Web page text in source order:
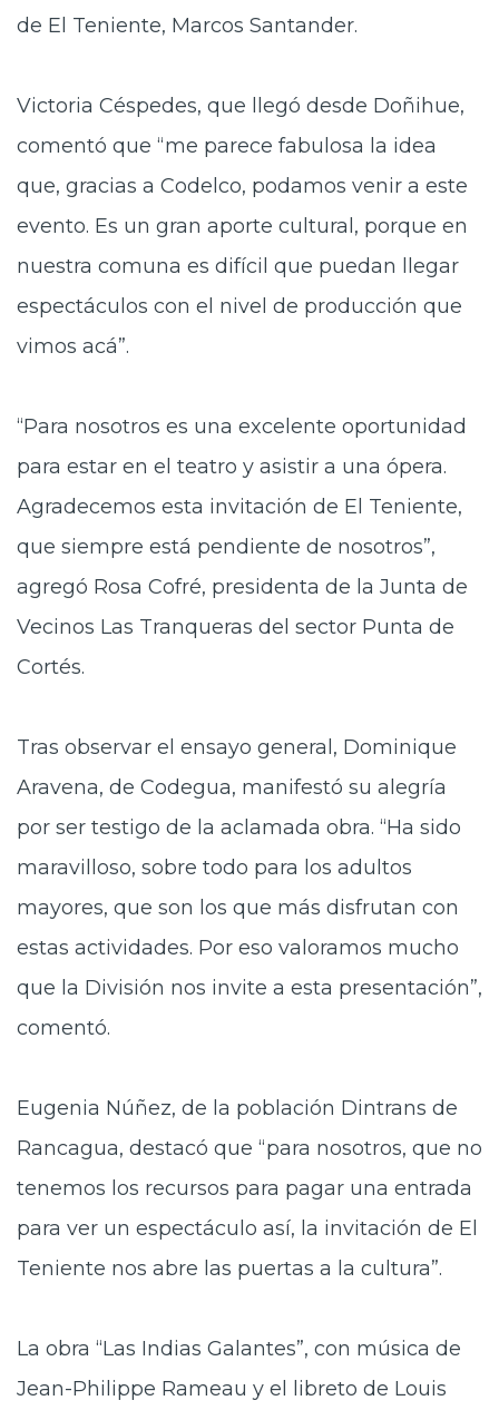
de El Teniente, Marcos Santander.
Victoria Céspedes, que llegó desde Doñihue,
comentó que “me parece fabulosa la idea
que, gracias a Codelco, podamos venir a este
evento. Es un gran aporte cultural, porque en
nuestra comuna es difícil que puedan llegar
espectáculos con el nivel de producción que
vimos acá”.
“Para nosotros es una excelente oportunidad
para estar en el teatro y asistir a una ópera.
Agradecemos esta invitación de El Teniente,
que siempre está pendiente de nosotros”,
agregó Rosa Cofré, presidenta de la Junta de
Vecinos Las Tranqueras del sector Punta de
Cortés.
Tras observar el ensayo general, Dominique
Aravena, de Codegua, manifestó su alegría
por ser testigo de la aclamada obra. “Ha sido
maravilloso, sobre todo para los adultos
mayores, que son los que más disfrutan con
estas actividades. Por eso valoramos mucho
que la División nos invite a esta presentación”,
comentó.
Eugenia Núñez, de la población Dintrans de
Rancagua, destacó que “para nosotros, que no
tenemos los recursos para pagar una entrada
para ver un espectáculo así, la invitación de El
Teniente nos abre las puertas a la cultura”.
La obra “Las Indias Galantes”, con música de
Jean-Philippe Rameau y el libreto de Louis